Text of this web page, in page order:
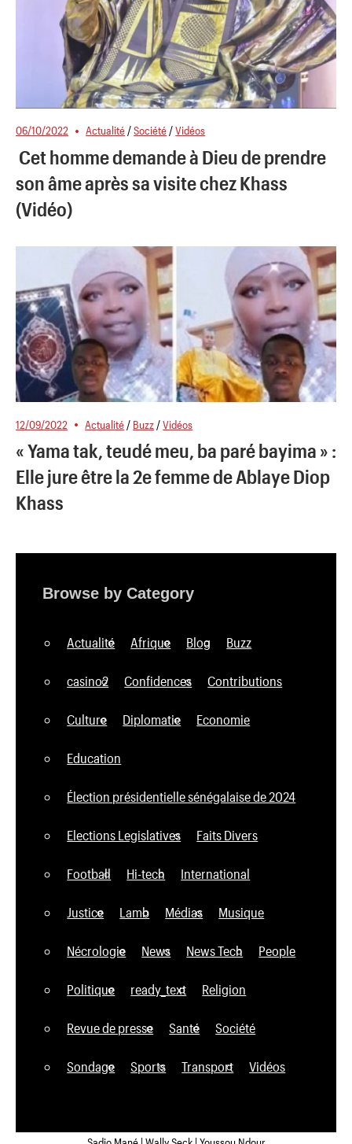
06/10/2022 Actualité/Société/Vidéos
Cet homme demande à Dieu de prendre
son âme après sa visite chez Khass
(Vidéo)
12/09/2022 Actualité / Buzz /Vidéos
« Yama tak, teudé meu, ba paré bayima » :
Elle jure être la 2e femme de Ablaye Diop
Khass
Browse by Category
Actualité Afrique Blog Buzz
casino2 Confidences Contributions
Culture Diplomatie Economie
Education
Élection présidentielle sénégalaise de 2024
Elections Legislatives Faits Divers
Football Hi-tech International
Justice Lamb Médias Musique
Nécrologie News News Tech People
Politique ready_text Religion
Revue de presse Santé Société
Sondage Sports Transport Vidéos